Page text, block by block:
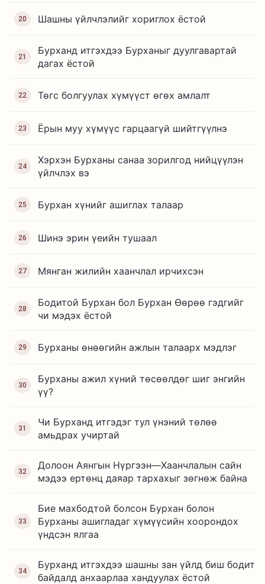
20 Шашны үйлчлэлийг хориглох ёстой
21
Бурханд итгэхдээ Бурханыг дуулгавартай
дагах ёстой
22 Төгс болгуулах хүмүүст өгөх амлалт
23 Ёрын муу хүмүүс гарцаагүй шийтгүүлнэ
24
Хэрхэн Бурханы санаа зорилгод нийцүүлэн
үйлчлэх вэ
25 Бурхан хүнийг ашиглах талаар
26 Шинэ эрин үеийн тушаал
27 Мянган жилийн хаанчлал ирчихсэн
28
Бодитой Бурхан бол Бурхан Өөрөө гэдгийг
чи мэдэх ёстой
29 Бурханы өнөөгийн ажлын талаарх мэдлэг
30
Бурханы ажил хүний төсөөлдөг шиг энгийн
үү?
31
Чи Бурханд итгэдэг тул үнэний төлөө
амьдрах учиртай
32
Долоон Аянгын Нүргээн—Хаанчлалын сайн
мэдээ ертөнц даяар тархахыг зөгнөж байна
33
Бие махбодтой болсон Бурхан болон
Бурханы ашигладаг хүмүүсийн хоорондох
үндсэн ялгаа
34
Бурханд итгэхдээ шашны зан үйлд биш бодит
байдалд анхаарлаа хандуулах ёстой